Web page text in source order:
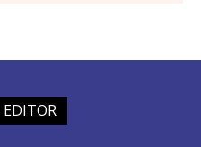
EDITOR